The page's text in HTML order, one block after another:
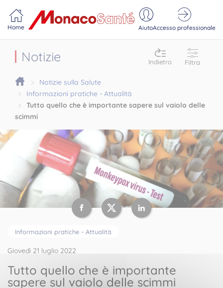
Home AiutoAccesso professionale
Notizie Indietro Filtra
Notizie sulla Salute
Informazioni pratiche - Attualità
Tutto quello che è importante sapere sul vaiolo delle
scimmi
Informazioni pratiche - Attualità
Giovedì 21 luglio 2022
Tutto quello che è importante
sapere sul vaiolo delle scimmi